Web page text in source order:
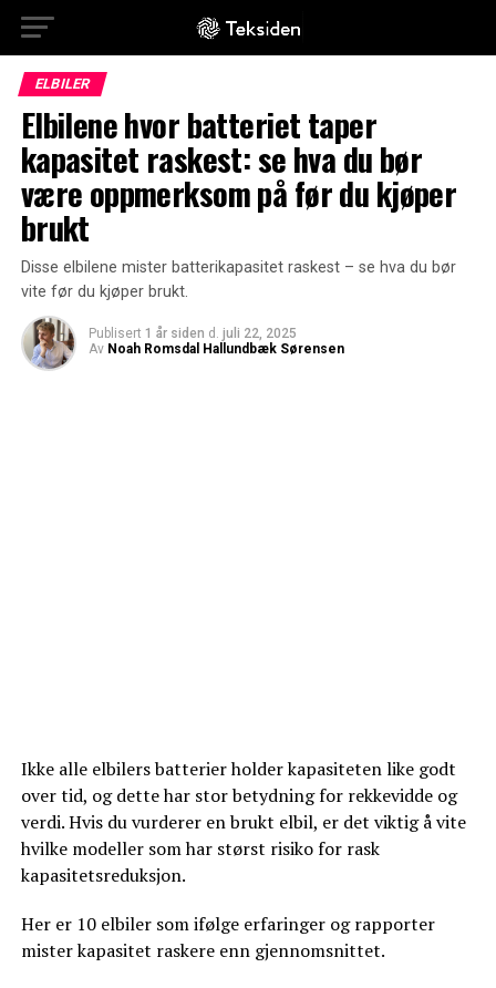
ELBILER
Elbilene hvor batteriet taper
kapasitet raskest: se hva du bør
være oppmerksom på før du kjøper
brukt
Disse elbilene mister batterikapasitet raskest – se hva du bør
vite før du kjøper brukt.
Publisert 1 år siden d. juli 22, 2025
Av Noah Romsdal Hallundbæk Sørensen
Ikke alle elbilers batterier holder kapasiteten like godt
over tid, og dette har stor betydning for rekkevidde og
verdi. Hvis du vurderer en brukt elbil, er det viktig å vite
hvilke modeller som har størst risiko for rask
kapasitetsreduksjon.
Her er 10 elbiler som ifølge erfaringer og rapporter
mister kapasitet raskere enn gjennomsnittet.